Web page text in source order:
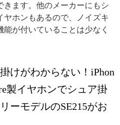
きます。他のメーカーにもシ
ヤホンもあるので、ノイズキ
が付いていることは少なく
けがわからない！iPhon
製イヤホンでシュア掛
ーモデルのSE215がお